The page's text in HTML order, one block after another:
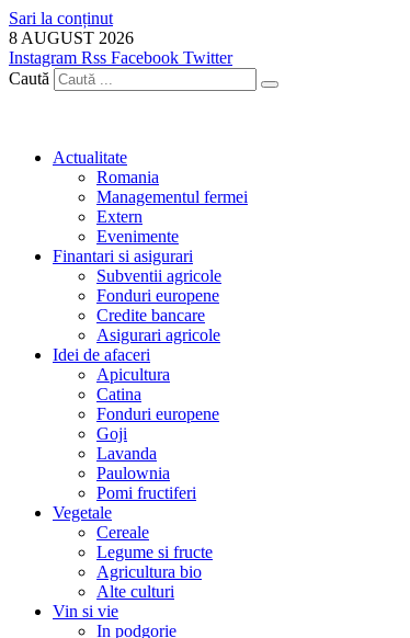
Sari la conținut
8 AUGUST 2026
Instagram Rss Facebook Twitter
Caută
Actualitate
Romania
Managementul fermei
Extern
Evenimente
Finantari si asigurari
Subventii agricole
Fonduri europene
Credite bancare
Asigurari agricole
Idei de afaceri
Apicultura
Catina
Fonduri europene
Goji
Lavanda
Paulownia
Pomi fructiferi
Vegetale
Cereale
Legume si fructe
Agricultura bio
Alte culturi
Vin si vie
In podgorie